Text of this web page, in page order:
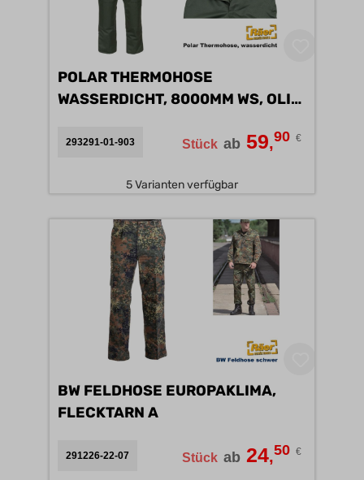
POLAR THERMOHOSE
WASSERDICHT, 8000MM WS, OLIV
293291-01-903 Stück ab 59,90 €
5 Varianten verfügbar
BW FELDHOSE EUROPAKLIMA,
FLECKTARN A
291226-22-07 Stück ab 24,50 €